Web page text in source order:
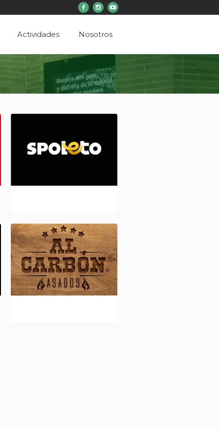
Actividades Nosotros